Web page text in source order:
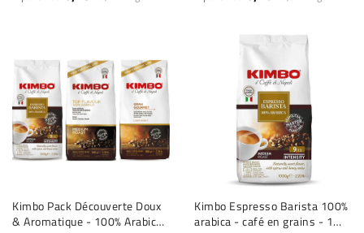
Kimbo Pack Découverte Doux
& Aromatique - 100% Arabica
Kimbo Espresso Barista 100%
arabica - café en grains - 1